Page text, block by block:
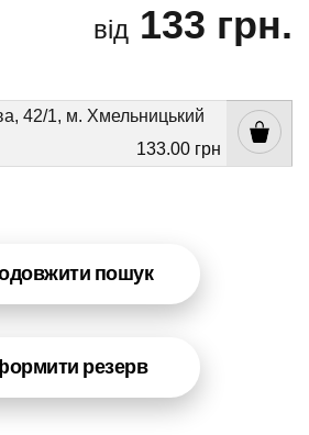
від 133 грн.
42/1, м. Хмельницький
133.00 грн
пошук
резерв